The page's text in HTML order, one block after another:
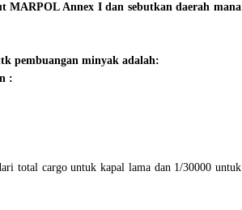
Annex I dan sebutkan daerah mana
pembuangan minyak adalah:
:
total cargo untuk kapal lama dan 1/30000 untuk